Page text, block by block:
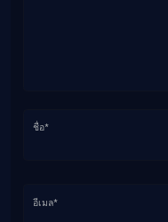
ชื่อ*
อีเมล*